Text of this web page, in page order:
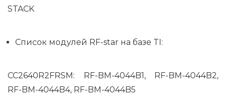
STACK
Список модулей RF-star на базе TI:
CC2640R2FRSM: RF-BM-4044B1, RF-BM-4044B2,
RF-BM-4044B4, RF-BM-4044B5